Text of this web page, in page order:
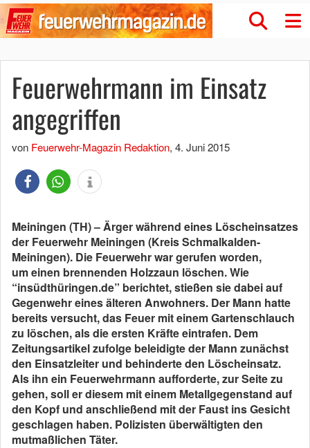
Feuerwehrmann im Einsatz
angegriffen
von Feuerwehr-Magazin Redaktion, 4. Juni 2015
Meiningen (TH) – Ärger während eines Löscheinsatzes
der Feuerwehr Meiningen (Kreis Schmalkalden-
Meiningen). Die Feuerwehr war gerufen worden,
um einen brennenden Holzzaun löschen. Wie
“insüdthüringen.de” berichtet, stießen sie dabei auf
Gegenwehr eines älteren Anwohners. Der Mann hatte
bereits versucht, das Feuer mit einem Gartenschlauch
zu löschen, als die ersten Kräfte eintrafen. Dem
Zeitungsartikel zufolge beleidigte der Mann zunächst
den Einsatzleiter und behinderte den Löscheinsatz.
Als ihn ein Feuerwehrmann aufforderte, zur Seite zu
gehen, soll er diesem mit einem Metallgegenstand auf
den Kopf und anschließend mit der Faust ins Gesicht
geschlagen haben. Polizisten überwältigten den
mutmaßlichen Täter.